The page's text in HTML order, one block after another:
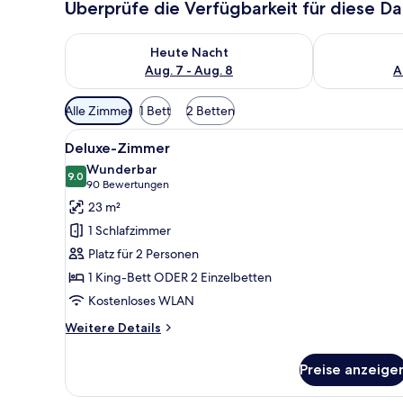
Überprüfe die Verfügbarkeit für diese
Heute Nacht
Aug. 7 - Aug. 8
Überprüfe die Verfügbarkeit für heute Nacht, Aug. 7
Überprüfe
Verfügbare
Filter
für
Zimmer
Alle Zimmer 1 Bett 2 Betten
Alle
Fotos
für
Deluxe-
Zimmer
anzeigen
Ein modernes Hotelzimmer
6
Deluxe-Zimmer
9.09.0 von 10
Wunderbar
90 Bewertungen
(90
Bewertungen)
23 m²
1 Schlafzimmer
Platz für 2 Personen
1 King-Bett ODER 2 Einzelbetten
Kostenloses WLAN
Weitere Details
Weitere
Zimmer
Preise